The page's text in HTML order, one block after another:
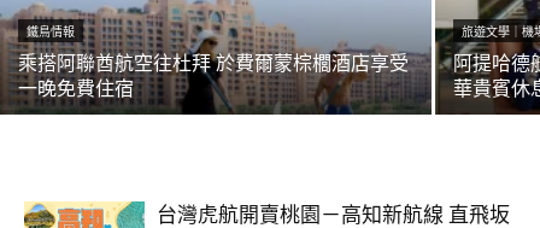
鐵鳥情報
乘搭阿聯酋航空往杜拜 於費爾蒙棕櫚酒店享受
一晚免費住宿
旅遊文學｜機
阿提哈德
華貴賓休
台灣虎航開賣桃園－高知新航線 直飛坂